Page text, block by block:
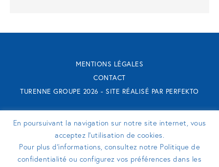
MENTIONS LÉGALES
CONTACT
TURENNE GROUPE 2026 - SITE RÉALISÉ PAR PERFEKTO
SUIVEZ-NOUS
En poursuivant la navigation sur notre site internet, vous
acceptez l’utilisation de cookies.
Pour plus d’informations, consultez notre Politique de
confidentialité ou configurez vos préférences dans les